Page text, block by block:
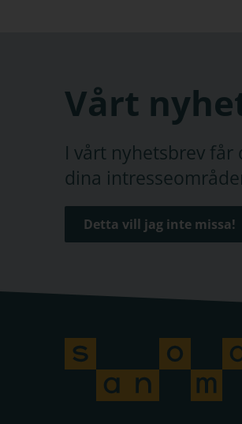
Vårt
I vårt nyhetsbrev
dina
Detta vill jag inte missa!